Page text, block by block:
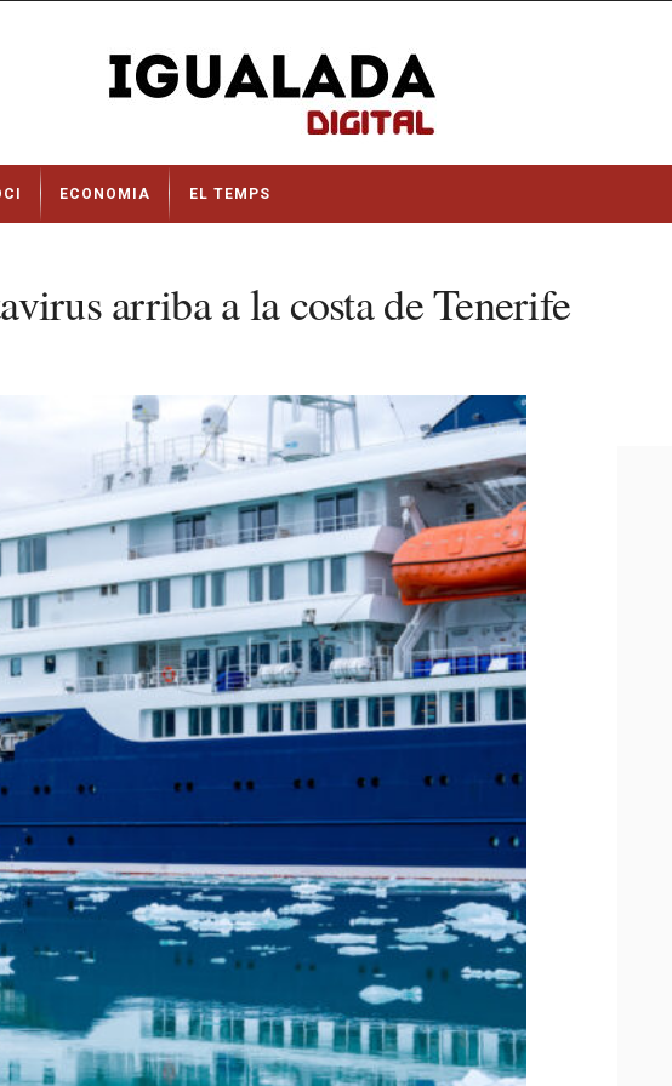
ECONOMIA EL TEMPS
arriba a la costa de Tenerife